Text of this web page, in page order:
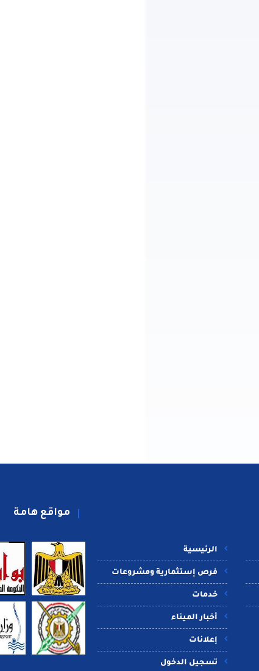
الرئيسية
فرص إستثمارية ومشروعات
خدمات
أخبار الميناء
إعلانات
تسجيل الدخول
مواقع هامة